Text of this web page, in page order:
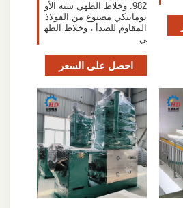
982. وخلاط الطهي شبه الأو
توماتيكي مصنوع من الفولاذ
المقاوم للصدأ ، وخلاط الطه
ي
احصل على السعر